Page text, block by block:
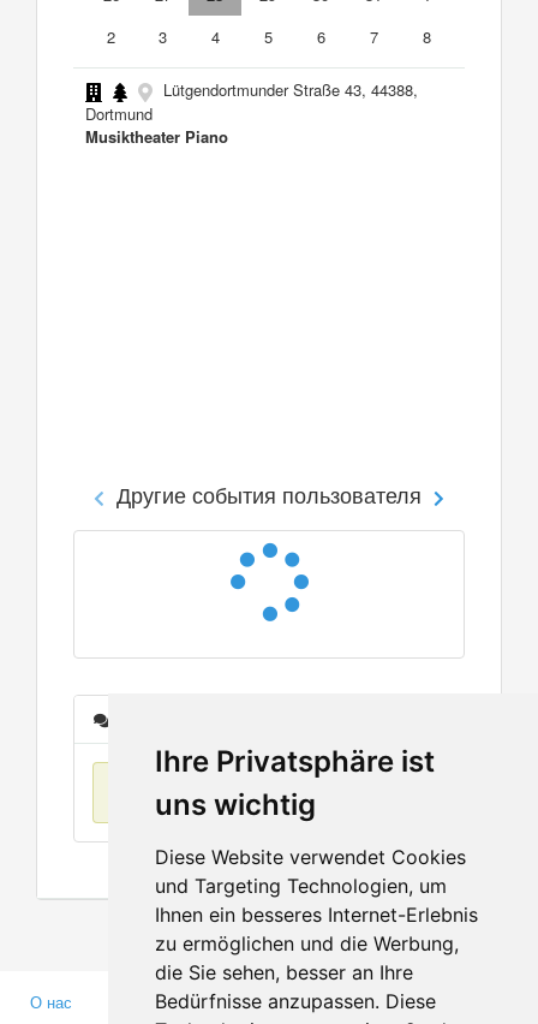
Ihre Privatsphäre ist
uns wichtig
Diese Website verwendet Cookies
und Targeting Technologien, um
Ihnen ein besseres Internet-Erlebnis
zu ermöglichen und die Werbung,
die Sie sehen, besser an Ihre
Bedürfnisse anzupassen. Diese
2
3 4 5 6 7 8
Lütgendortmunder Straße 43, 44388,
Dortmund
Musiktheater Piano
Другие события пользователя
О нас Партнерам